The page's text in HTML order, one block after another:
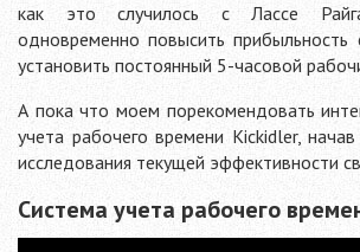
как это случилось с Лассе
одновременно повысить прибыльность
установить постоянный 5-часовой
А пока что моем порекомендовать
учета рабочего времени Kickidler,
исследования текущей эффективности
Система учета рабочего